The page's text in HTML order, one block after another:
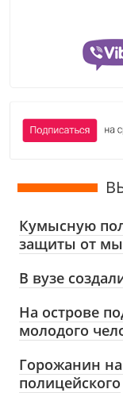
Кумысную
защиты от
В вузе
На острове
молодого
Горожанин
полицейского